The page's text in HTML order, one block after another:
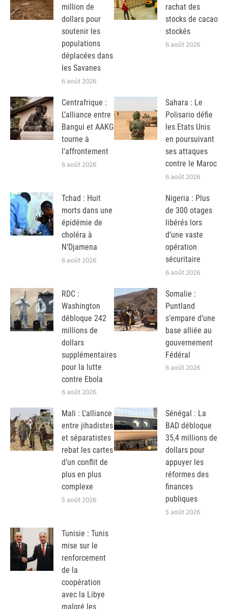
million de
dollars pour
soutenir les
populations
déplacées dans
les Savanes
6 août 2026
rachat des
stocks de cacao
stockés
6 août 2026
Centrafrique :
L’alliance entre
Bangui et AAKG
tourne à
l’affrontement
6 août 2026
Sahara : Le
Polisario défie
les Etats Unis
en poursuivant
ses attaques
contre le Maroc
6 août 2026
Tchad : Huit
morts dans une
épidémie de
choléra à
N’Djamena
6 août 2026
Nigeria : Plus
de 300 otages
libérés lors
d’une vaste
opération
sécuritaire
6 août 2026
RDC :
Washington
débloque 242
millions de
dollars
supplémentaires
pour la lutte
contre Ebola
6 août 2026
Somalie :
Puntland
s’empare d’une
base alliée au
gouvernement
Fédéral
6 août 2026
Mali : L’alliance
entre jihadistes
et séparatistes
rebat les cartes
d’un conflit de
plus en plus
complexe
5 août 2026
Sénégal : La
BAD débloque
35,4 millions de
dollars pour
appuyer les
réformes des
finances
publiques
5 août 2026
Tunisie : Tunis
mise sur le
renforcement
de la
coopération
avec la Libye
malgré les